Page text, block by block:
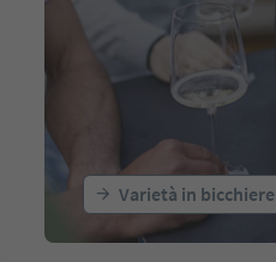
Varietà in bicchiere